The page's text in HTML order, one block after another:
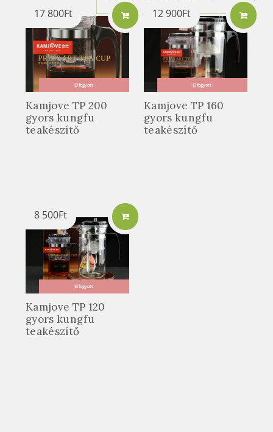
Elfogyott
Kamjove TP 200
gyors kungfu
teakészítő
17 800Ft
Elfogyott
Kamjove TP 160
gyors kungfu
teakészítő
12 900Ft
Elfogyott
Kamjove TP 120
gyors kungfu
teakészítő
8 500Ft